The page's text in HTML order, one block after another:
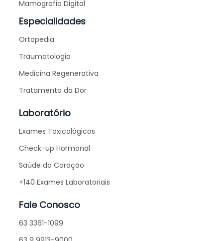
Mamografia Digital
Especialidades
Ortopedia
Traumatologia
Medicina Regenerativa
Tratamento da Dor
Laboratório
Exames Toxicológicos
Check-up Hormonal
Saúde do Coração
+140 Exames Laboratoriais
Fale Conosco
63 3361-1099